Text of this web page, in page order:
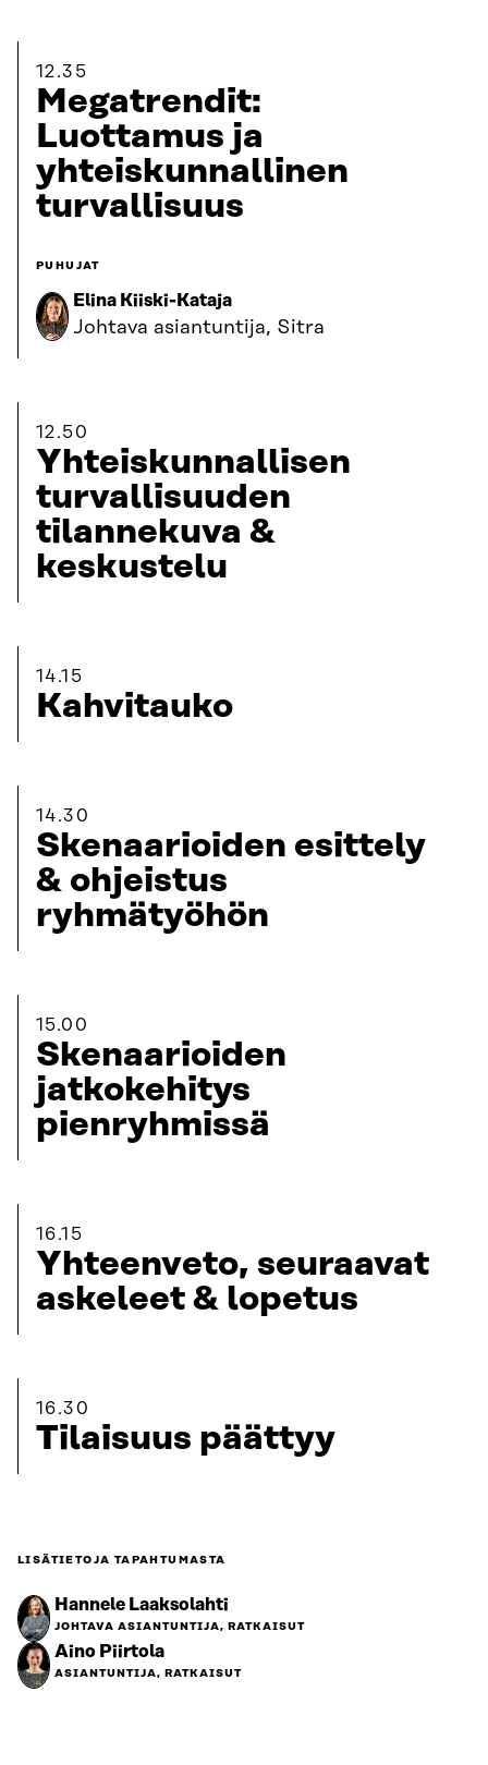
12.35
Megatrendit:
Luottamus ja
yhteiskunnallinen
turvallisuus
PUHUJAT
Elina Kiiski-Kataja
Johtava asiantuntija, Sitra
12.50
Yhteiskunnallisen
turvallisuuden
tilannekuva &
keskustelu
14.15
Kahvitauko
14.30
Skenaarioiden esittely
& ohjeistus
ryhmätyöhön
15.00
Skenaarioiden
jatkokehitys
pienryhmissä
16.15
Yhteenveto, seuraavat
askeleet & lopetus
16.30
Tilaisuus päättyy
LISÄTIETOJA TAPAHTUMASTA
Hannele Laaksolahti
JOHTAVA ASIANTUNTIJA, RATKAISUT
Aino Piirtola
ASIANTUNTIJA, RATKAISUT